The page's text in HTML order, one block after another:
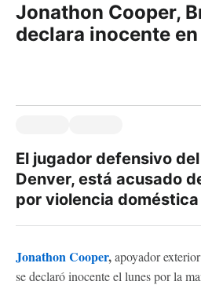
Jonathon Cooper,
declara inocente
El jugador defensivo
Denver, está acusado
por violencia doméstica
Jonathon Cooper,apoyador
se declaró inocente el lunes por la